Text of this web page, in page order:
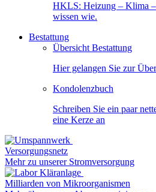
HKLS: Heizung – Klima
wissen wie.
Bestattung
Übersicht Bestattung
Hier gelangen Sie zur
Kondolenzbuch
Schreiben Sie ein paar
eine Kerze an
Versorgungsnetz
Mehr zu unserer Stromversorgung
Milliarden von Mikroorganismen